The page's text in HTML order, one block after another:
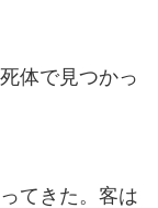
体で見つかっ
てきた。客は